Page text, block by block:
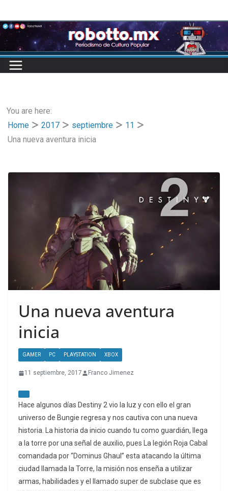
to
content
You are here:
Home
2017 septiembre
11
Una nueva aventura inicia
Una nueva aventura
inicia
GAMER PC PLAYSTATION XBOX
11 septiembre, 2017 Franco Jimenez
Hace algunos días Destiny 2 vio la luz y con ello el gran
universo de Bungie regresa y nos cautiva con una nueva
historia. La historia da inicio cuando tu como guardián, llega
a la torre por una señal de auxilio, pues La legión Roja Cabal
comandada por “Dominus Ghaul” esta atacando la última
ciudad llamada la Torre, la misión nos enseña a utilizar
armas, habilidades y el llamado super de subclase que es